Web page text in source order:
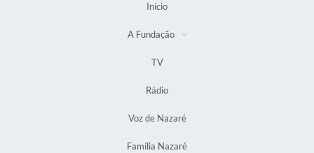
Início
A Fundação
TV
Rádio
Voz de Nazaré
Família Nazaré